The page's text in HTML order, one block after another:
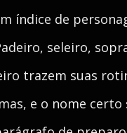
índice de
seleiro,
trazem suas
e o nome